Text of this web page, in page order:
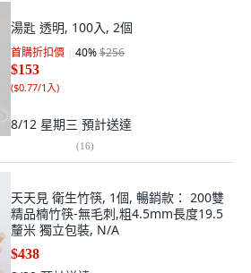
湯匙 透明, 100入, 2個
首購折扣價 40%$256
$153
($0.77/1入)
8/12 星期三 預計送達
(16)
天天見 衛生竹筷, 1個, 暢銷款： 200雙
精品楠竹筷-無毛刺,粗4.5mm長度19.5
釐米 獨立包裝, N/A
$438